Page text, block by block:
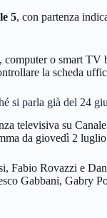
5, con partenza
computer o smart
la scheda
si parla già del 24
televisiva su
da giovedì 2
Fabio Rovazzi e
Gabbani, Gabry